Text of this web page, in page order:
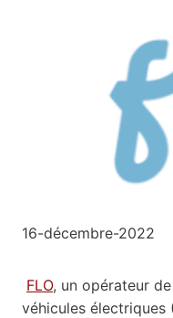
16-décembre-2022
FLO, un opérateur
véhicules électriques